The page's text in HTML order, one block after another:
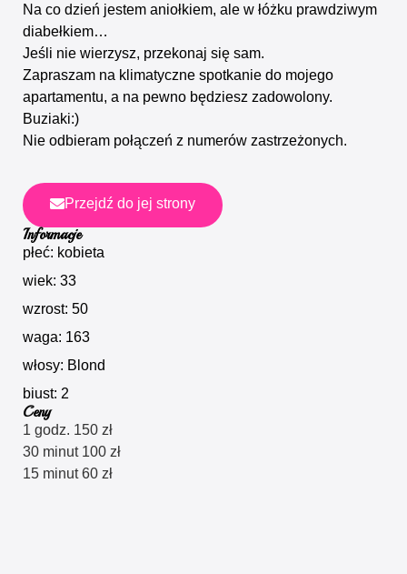
Na co dzień jestem aniołkiem, ale w łóżku prawdziwym
diabełkiem…
Jeśli nie wierzysz, przekonaj się sam.
Zapraszam na klimatyczne spotkanie do mojego
apartamentu, a na pewno będziesz zadowolony.
Buziaki:)
Nie odbieram połączeń z numerów zastrzeżonych.
Przejdź do jej strony
Informacje
płeć: kobieta
wiek: 33
wzrost: 50
waga: 163
włosy: Blond
biust: 2
Ceny
1 godz. 150 zł
30 minut 100 zł
15 minut 60 zł